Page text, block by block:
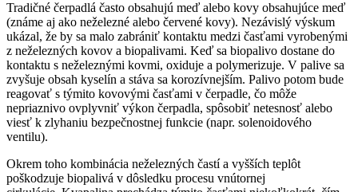
Tradičné čerpadlá často obsahujú meď alebo kovy obsahujúce meď
(známe aj ako neželezné alebo červené kovy). Nezávislý výskum
ukázal, že by sa malo zabrániť kontaktu medzi časťami vyrobenými
z neželezných kovov a biopalivami. Keď sa biopalivo dostane do
kontaktu s neželeznými kovmi, oxiduje a polymerizuje. V palive sa
zvyšuje obsah kyselín a stáva sa korozívnejším. Palivo potom bude
reagovať s týmito kovovými časťami v čerpadle, čo môže
nepriaznivo ovplyvniť výkon čerpadla, spôsobiť netesnosť alebo
viesť k zlyhaniu bezpečnostnej funkcie (napr. solenoidového
ventilu).
Okrem toho kombinácia neželezných častí a vyšších teplôt
poškodzuje biopalivá v dôsledku procesu vnútornej